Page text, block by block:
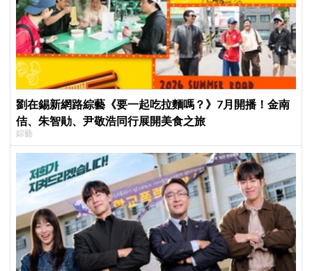
劉在錫新網路綜藝《要一起吃拉麵嗎？》7月開播！金南
佶、朱智勛、尹敬浩同行展開美食之旅
綜藝